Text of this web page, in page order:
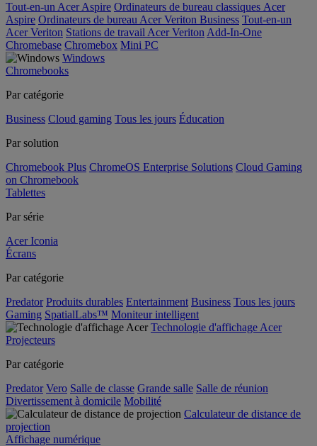
Tout-en-un Acer Aspire Ordinateurs de bureau classiques Acer
Aspire Ordinateurs de bureau Acer Veriton Business Tout-en-un
Acer Veriton Stations de travail Acer Veriton Add-In-One
Chromebase Chromebox Mini PC
Windows
Chromebooks
Par catégorie
Business Cloud gaming Tous les jours Éducation
Par solution
Chromebook Plus ChromeOS Enterprise Solutions Cloud Gaming
on Chromebook
Tablettes
Par série
Acer Iconia
Écrans
Par catégorie
Predator Produits durables Entertainment Business Tous les jours
Gaming SpatialLabs™ Moniteur intelligent
Technologie d'affichage Acer
Projecteurs
Par catégorie
Predator Vero Salle de classe Grande salle Salle de réunion
Divertissement à domicile Mobilité
Calculateur de distance de
projection
Affichage numérique